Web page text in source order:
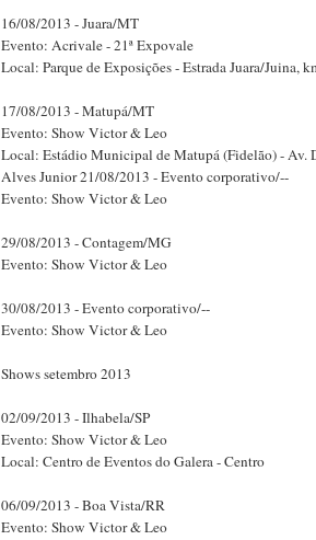
16/08/2013 - Juara/MT
Evento: Acrivale - 21ª Expovale
Local: Parque de Exposições - Estrada Juara/Juina,
17/08/2013 - Matupá/MT
Evento: Show Victor & Leo
Local: Estádio Municipal de Matupá (Fidelão) - Av.
Alves Junior 21/08/2013 - Evento corporativo/--
Evento: Show Victor & Leo
29/08/2013 - Contagem/MG
Evento: Show Victor & Leo
30/08/2013 - Evento corporativo/--
Evento: Show Victor & Leo
Shows setembro 2013
02/09/2013 - Ilhabela/SP
Evento: Show Victor & Leo
Local: Centro de Eventos do Galera - Centro
06/09/2013 - Boa Vista/RR
Evento: Show Victor & Leo